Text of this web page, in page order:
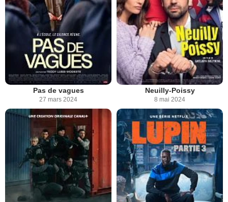
Pas de vagues
27 mars 2024
Neuilly-Poissy
8 mai 2024